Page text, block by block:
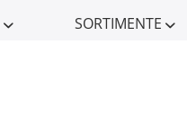
SORTIMENTE